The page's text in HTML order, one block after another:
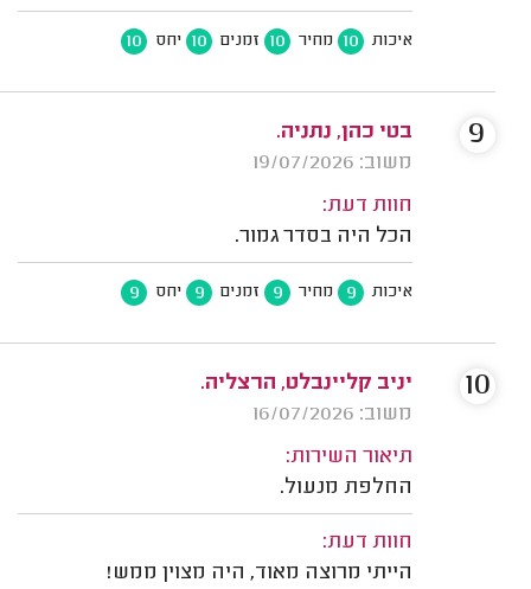
איכות 10 מחיר 10 זמנים 10 יחס 10
בטי כהן, נתניה.
משוב: 19/07/2026
חוות דעת:
הכל היה בסדר גמור.
איכות 9 מחיר 9 זמנים 9 יחס 9
9
יניב קליינבלט, הרצליה.
משוב: 16/07/2026
תיאור השירות:
החלפת מנעול.
חוות דעת:
הייתי מרוצה מאוד, היה מצוין ממש!
10